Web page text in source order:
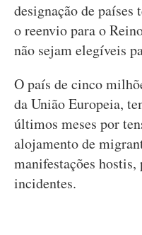
designação de
o reenvio para o
não sejam elegíveis
O país de cinco
da União Europeia,
últimos meses por
alojamento de
manifestações hostis,
incidentes.